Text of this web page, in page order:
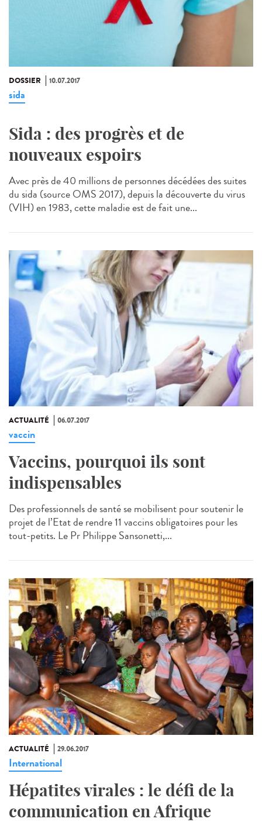
DOSSIER 10.07.2017
sida
Sida : des progrès et de
nouveaux espoirs
Avec près de 40 millions de personnes décédées des suites
du sida (source OMS 2017), depuis la découverte du virus
(VIH) en 1983, cette maladie est de fait une...
ACTUALITÉ 06.07.2017
vaccin
Vaccins, pourquoi ils sont
indispensables
Des professionnels de santé se mobilisent pour soutenir le
projet de l’Etat de rendre 11 vaccins obligatoires pour les
tout-petits. Le Pr Philippe Sansonetti,...
ACTUALITÉ 29.06.2017
International
Hépatites virales : le défi de la
communication en Afrique